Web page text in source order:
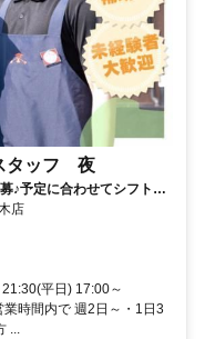
タッフ 夜
♪予定に合わせてシフト相
店
平日) 17:00～
時間内で 週2日～・1日3
...